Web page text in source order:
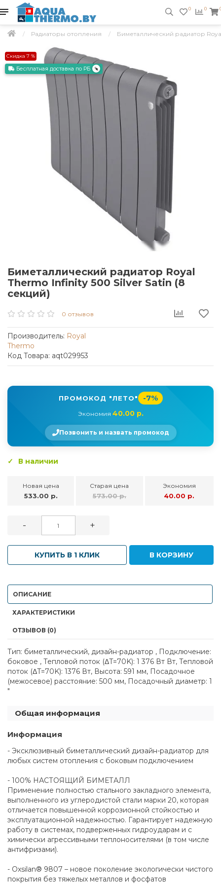
0 0
Радиаторы отопления Биметаллический радиатор
Скидка 7 %
Бесплатная доставка по РБ
Биметаллический радиатор Royal
Thermo Infinity 500 Silver Satin (8
секций)
0 отзывов
Производитель: Royal
Thermo
Код Товара: aqt029953
ПРОМОКОД "ЛЕТО" -7%
Экономия 40.00 р.
Позвонить и назвать промокод
В наличии
Новая цена
533.00 р.
Старая цена
573.00 р.
Экономия
40.00 р.
- +
КУПИТЬ В 1 КЛИК В КОРЗИНУ
ОПИСАНИЕ
ХАРАКТЕРИСТИКИ
ОТЗЫВОВ (0)
Тип: биметаллический, дизайн-радиатор , Подключение:
боковое , Тепловой поток (ΔT=70K): 1 376 Вт Вт, Тепловой
поток (ΔT=70K): 1376 Вт, Высота: 591 мм, Посадочное
(межосевое) расстояние: 500 мм, Посадочный диаметр: 1
"
Общая информация
Информация
- Эксклюзивный биметаллический дизайн-радиатор для
любых систем отопления с боковым подключением
- 100% НАСТОЯЩИЙ БИМЕТАЛЛ
Применение полностью стального закладного элемента,
выполненного из углеродистой стали марки 20, которая
отличается повышенной коррозионной стойкостью и
эксплуатационной надежностью. Гарантирует надежную
работу в системах, подверженных гидроударам и с
химически агрессивными теплоносителями (в том числе
антифризами).
- Oxsilan® 9807 – новое поколение экологически чистого
покрытия без тяжелых металлов и фосфатов